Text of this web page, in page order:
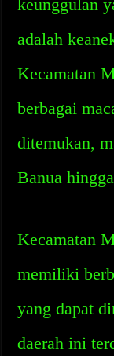
keunggulan
adalah
Kecamatan
berbagai
ditemukan,
Banua
Kecamatan
memiliki
yang dapat
daerah ini